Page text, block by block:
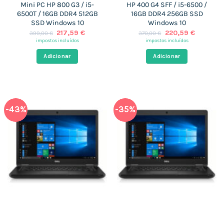
Mini PC HP 800 G3 / i5-
6500T / 16GB DDR4 512GB
SSD Windows 10
399,00€ O
preço
era:
399,00 €.
217,59€O
impostos incluídos
Adicionar
HP 400 G4 SFF / i5-6500 /
16GB DDR4 256GB SSD
Windows 10
370,00€
O
preço
era:
370,00 €.
220,59 €O
impostos incluídos
Adicionar
-43% -35%